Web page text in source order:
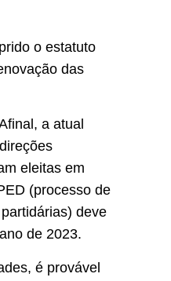
o estatuto
das
a atual
eleitas em
(processo de
deve
de 2023.
é provável